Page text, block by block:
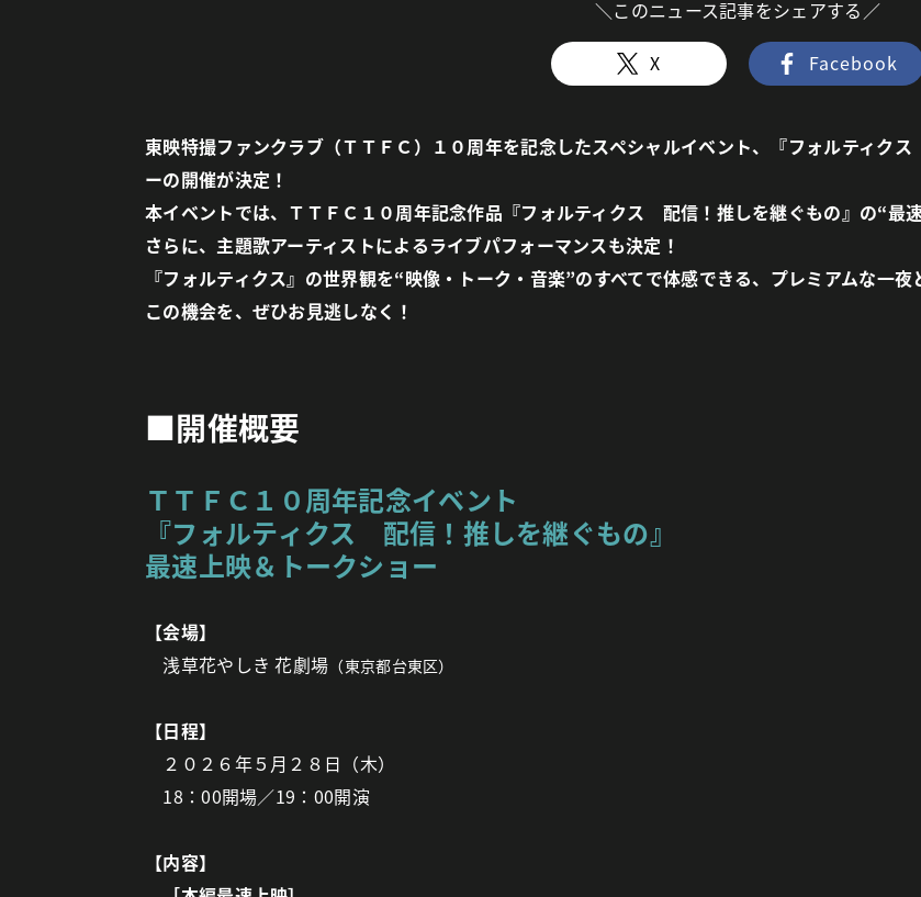
＼このニュース記事をシェアする／
X
Facebook
東映特撮ファンクラブ（ＴＴＦＣ）１０周年を記念したスペシャルイベント、『フォルティク
ーの開催が決定！
本イベントでは、ＴＴＦＣ１０周年記念作品『フォルティクス 配信！推しを継ぐもの』の“最
さらに、主題歌アーティストによるライブパフォーマンスも決定！
『フォルティクス』の世界観を“映像・トーク・音楽”のすべてで体感できる、プレミアムな一夜
この機会を、ぜひお見逃しなく！
■開催概要
ＴＴＦＣ１０周年記念イベント
『フォルティクス 配信！推しを継ぐもの』
最速上映＆トークショー
【会場】
浅草花やしき 花劇場 （東京都台東区）
【日程】
２０２６年５月２８日（木）
18：00開場／19：00開演
【内容】